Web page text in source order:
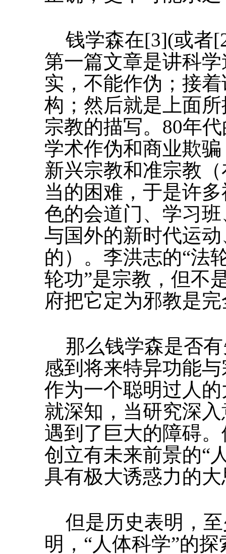
钱学森在[3](或者
第一篇文章是讲科
实，不能作伪；接
构；然后就是上面
宗教的描写。80年
学术作伪和商业欺
新兴宗教和准宗教
当的困难，于是许
色的会道门、学习
与国外的新时代运
的）。李洪志的“法
轮功”是宗教，但不
府把它定为邪教是
那么钱学森是否
感到将来特异功能
作为一个聪明过人
就深知，当研究深
遇到了巨大的障碍
创立有未来前景的“
具有极大诱惑力的
但是历史表明，
明，“人体科学”的